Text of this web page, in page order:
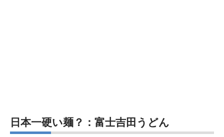
日本一硬い麺？：富士吉田うどん